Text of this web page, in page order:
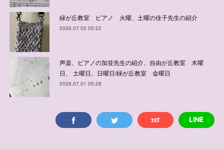
緑が丘教室 ピアノ 火曜、土曜の佳子先生の紹介
2026.07.02 05:22
声楽、ピアノの加並先生の紹介、自由が丘教室 木曜
日、 土曜日、日曜日/緑が丘教室 金曜日
2026.07.01 05:28